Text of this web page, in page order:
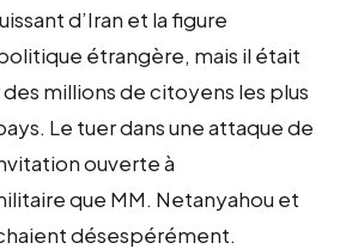
d’Iran et la figure
étrangère, mais il était
millions de citoyens les plus
Le tuer dans une attaque de
ouverte à
que MM. Netanyahou et
désespérément.